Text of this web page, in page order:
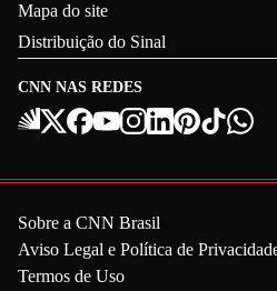
CNN NAS REDES
Mapa do site
Distribuição do Sinal
Sobre a CNN Brasil
Aviso Legal e Política de
Termos de Uso